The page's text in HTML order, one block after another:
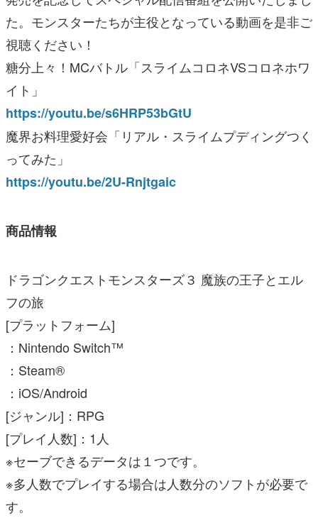
た。モンスターたちが主役となっている動画を是非ご
視聴ください！
糖分上々！MCバトル「スライムコロネVSコロネホワ
イト」
https://youtu.be/s6HRP53bGtU
魔界お料理愛好会「リアル・スライムプディングつく
ってみた」
https://youtu.be/2U-Rnjtgaic
商品情報
ドラゴンクエストモンスターズ３ 魔族の王子とエル
フの旅
[プラットフォーム]
：Nintendo Switch™
：Steam®
：iOS/Android
[ジャンル]：RPG
[プレイ人数]：1人
※セーブできるデータは１つです。
※多人数でプレイする場合は人数分のソフトが必要で
す。